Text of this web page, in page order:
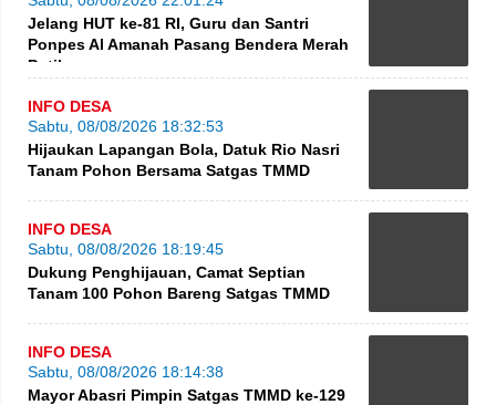
Jelang HUT ke-81 RI, Guru dan Santri
Ponpes Al Amanah Pasang Bendera Merah
Putih
INFO DESA
Sabtu, 08/08/2026 18:32:53
Hijaukan Lapangan Bola, Datuk Rio Nasri
Tanam Pohon Bersama Satgas TMMD
INFO DESA
Sabtu, 08/08/2026 18:19:45
Dukung Penghijauan, Camat Septian
Tanam 100 Pohon Bareng Satgas TMMD
INFO DESA
Sabtu, 08/08/2026 18:14:38
Mayor Abasri Pimpin Satgas TMMD ke-129